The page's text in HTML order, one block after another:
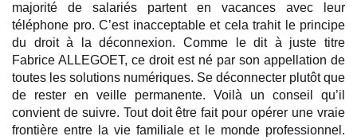
majorité de salariés partent en vacances avec leur
téléphone pro. C’est inacceptable et cela trahit le principe
du droit à la déconnexion. Comme le dit à juste titre
Fabrice ALLEGOET, ce droit est né par son appellation de
toutes les solutions numériques. Se déconnecter plutôt que
de rester en veille permanente. Voilà un conseil qu’il
convient de suivre. Tout doit être fait pour opérer une vraie
frontière entre la vie familiale et le monde professionnel.